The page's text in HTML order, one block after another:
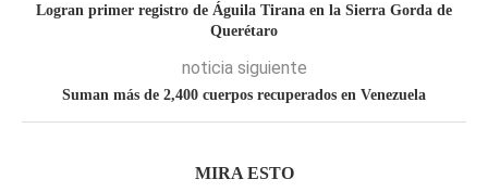
Logran primer registro de Águila Tirana en la Sierra Gorda de
Querétaro
noticia siguiente
Suman más de 2,400 cuerpos recuperados en Venezuela
MIRA ESTO